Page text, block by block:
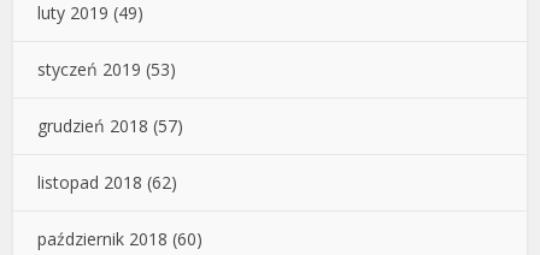
luty 2019 (49)
styczeń 2019 (53)
grudzień 2018 (57)
listopad 2018 (62)
październik 2018 (60)